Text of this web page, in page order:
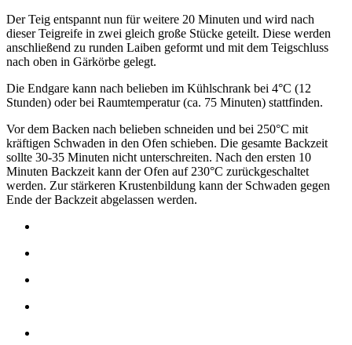
Der Teig entspannt nun für weitere 20 Minuten und wird nach
dieser Teigreife in zwei gleich große Stücke geteilt. Diese werden
anschließend zu runden Laiben geformt und mit dem Teigschluss
nach oben in Gärkörbe gelegt.
Die Endgare kann nach belieben im Kühlschrank bei 4°C (12
Stunden) oder bei Raumtemperatur (ca. 75 Minuten) stattfinden.
Vor dem Backen nach belieben schneiden und bei 250°C mit
kräftigen Schwaden in den Ofen schieben. Die gesamte Backzeit
sollte 30-35 Minuten nicht unterschreiten. Nach den ersten 10
Minuten Backzeit kann der Ofen auf 230°C zurückgeschaltet
werden. Zur stärkeren Krustenbildung kann der Schwaden gegen
Ende der Backzeit abgelassen werden.